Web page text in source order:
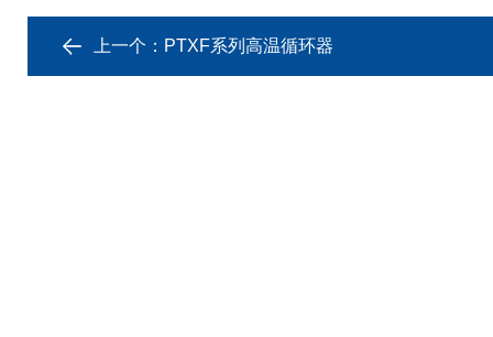
上一个： PTXF系列高温循环器